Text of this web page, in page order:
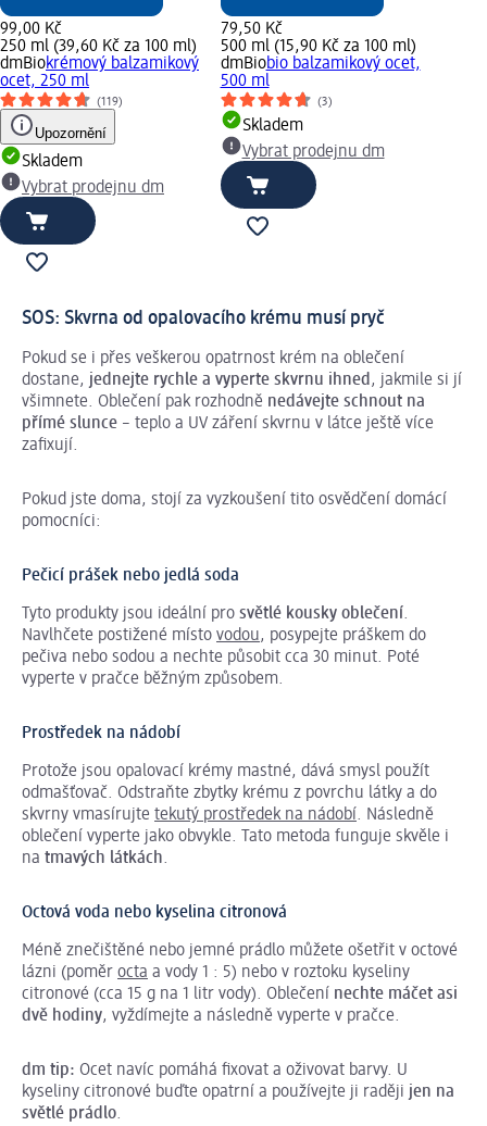
99,00 Kč
250 ml (39,60 Kč za 100 ml)
dmBiokrémový balzamikový
ocet, 250 ml
(119)
Upozornění
Skladem
Vybrat prodejnu dm
79,50 Kč
500 ml (15,90 Kč za 100 ml)
dmBiobio balzamikový ocet,
500 ml
(3)
Skladem
Vybrat prodejnu dm
SOS: Skvrna od opalovacího krému musí pryč
Pokud se i přes veškerou opatrnost krém na oblečení
dostane, jednejte rychle a vyperte skvrnu ihned, jakmile si jí
všimnete. Oblečení pak rozhodně nedávejte schnout na
přímé slunce – teplo a UV záření skvrnu v látce ještě více
zafixují.
Pokud jste doma, stojí za vyzkoušení tito osvědčení domácí
pomocníci:
Pečicí prášek nebo jedlá soda
Tyto produkty jsou ideální pro světlé kousky oblečení.
Navlhčete postižené místo vodou, posypejte práškem do
pečiva nebo sodou a nechte působit cca 30 minut. Poté
vyperte v pračce běžným způsobem.
Prostředek na nádobí
Protože jsou opalovací krémy mastné, dává smysl použít
odmašťovač. Odstraňte zbytky krému z povrchu látky a do
skvrny vmasírujte tekutý prostředek na nádobí. Následně
oblečení vyperte jako obvykle. Tato metoda funguje skvěle i
na tmavých látkách.
Octová voda nebo kyselina citronová
Méně znečištěné nebo jemné prádlo můžete ošetřit v octové
lázni (poměr octa a vody 1 : 5) nebo v roztoku kyseliny
citronové (cca 15 g na 1 litr vody). Oblečení nechte máčet asi
dvě hodiny, vyždímejte a následně vyperte v pračce.
dm tip: Ocet navíc pomáhá fixovat a oživovat barvy. U
kyseliny citronové buďte opatrní a používejte ji raději jen na
světlé prádlo.